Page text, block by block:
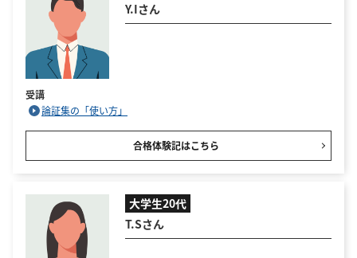
Y.Iさん
受講
論証集の「使い方」
合格体験記はこちら
大学生20代
T.Sさん